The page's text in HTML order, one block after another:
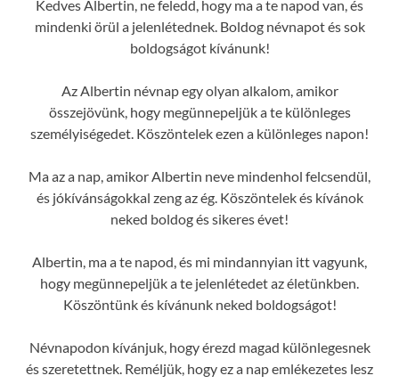
Kedves Albertin, ne feledd, hogy ma a te napod van, és
mindenki örül a jelenlétednek. Boldog névnapot és sok
boldogságot kívánunk!
Az Albertin névnap egy olyan alkalom, amikor
összejövünk, hogy megünnepeljük a te különleges
személyiségedet. Köszöntelek ezen a különleges napon!
Ma az a nap, amikor Albertin neve mindenhol felcsendül,
és jókívánságokkal zeng az ég. Köszöntelek és kívánok
neked boldog és sikeres évet!
Albertin, ma a te napod, és mi mindannyian itt vagyunk,
hogy megünnepeljük a te jelenlétedet az életünkben.
Köszöntünk és kívánunk neked boldogságot!
Névnapodon kívánjuk, hogy érezd magad különlegesnek
és szeretettnek. Reméljük, hogy ez a nap emlékezetes lesz